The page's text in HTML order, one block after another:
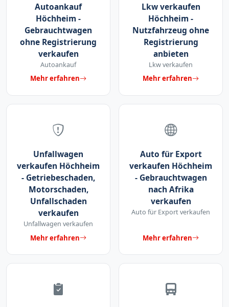
Autoankauf
Höchheim -
Gebrauchtwagen
ohne Registrierung
verkaufen
Autoankauf
Mehr erfahren
Lkw verkaufen
Höchheim -
Nutzfahrzeug ohne
Registrierung
anbieten
Lkw verkaufen
Mehr erfahren
Unfallwagen
verkaufen Höchheim
- Getriebeschaden,
Motorschaden,
Unfallschaden
verkaufen
Unfallwagen verkaufen
Mehr erfahren
Auto für Export
verkaufen Höchheim
- Gebrauchtwagen
nach Afrika
verkaufen
Auto für Export verkaufen
Mehr erfahren